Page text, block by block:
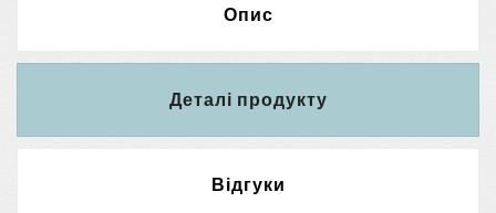
Опис
Деталі продукту
Відгуки